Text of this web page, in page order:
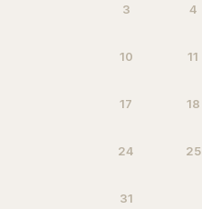
3 4
10 11
17 18
24 25
31